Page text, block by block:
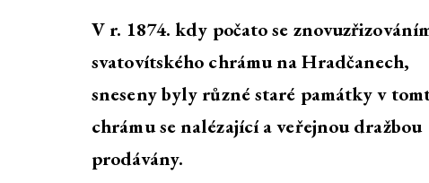
V r. 1874. kdy počato se
svatovítského chrámu na Hradčanech,
sneseny byly různé staré památky v
chrámu se nalézající a veřejnou dražbou
prodávány.